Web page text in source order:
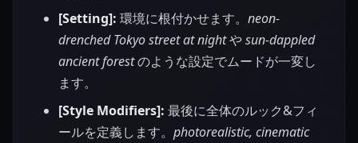
[Setting]: 環境に根付かせます。 neon-
drenched Tokyo street at nightやsun-dappled
ancient forestのような設定でムードが一変し
ます。
[Style Modifiers]: 最後に全体のルック&フィ
ールを定義します。 photorealistic, cinematic